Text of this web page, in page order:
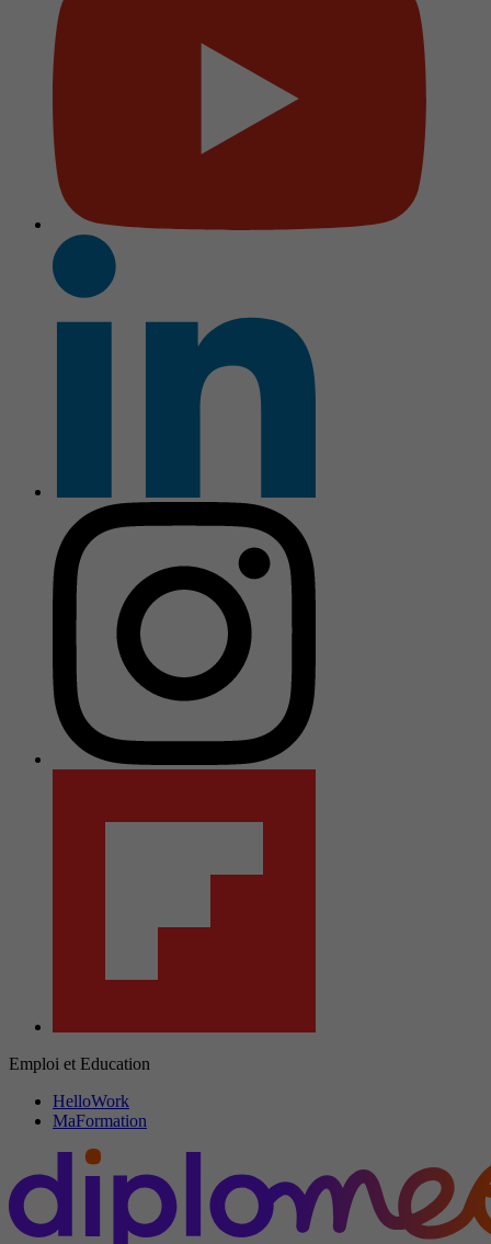
Emploi et Education
HelloWork
MaFormation